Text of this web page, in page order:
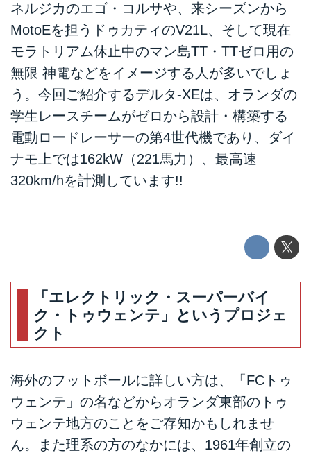
ネルジカのエゴ・コルサや、来シーズンから
MotoEを担うドゥカティのV21L、そして現在
モラトリアム休止中のマン島TT・TTゼロ用の
無限 神電などをイメージする人が多いでしょ
う。今回ご紹介するデルタ-XEは、オランダの
学生レースチームがゼロから設計・構築する
電動ロードレーサーの第4世代機であり、ダイ
ナモ上では162kW（221馬力）、最高速
320km/hを計測しています!!
「エレクトリック・スーパーバイ
ク・トゥウェンテ」というプロジェ
クト
海外のフットボールに詳しい方は、「FCトゥ
ウェンテ」の名などからオランダ東部のトゥ
ウェンテ地方のことをご存知かもしれませ
ん。また理系の方のなかには、1961年創立の